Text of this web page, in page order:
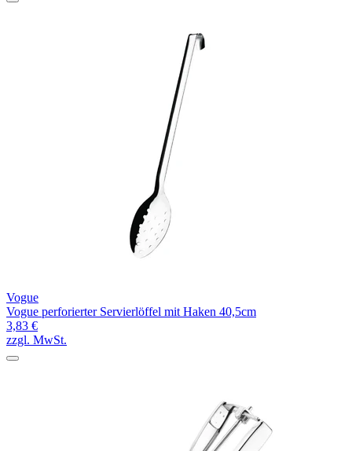
Vogue
Vogue perforierter Servierlöffel mit Haken 40,5cm
3,83 €
zzgl. MwSt.